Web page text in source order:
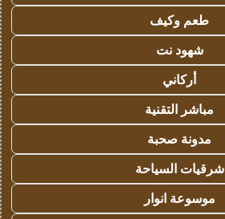
طعم وكيف
شهود نت
أركاني
مباشر التقنية
مدونة صحبة
شرقيات السياحة
موسوعة انوار